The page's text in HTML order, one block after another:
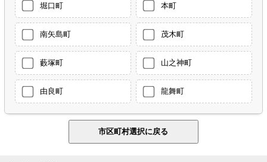
堀口町 本町
南矢島町 茂木町
藪塚町 山之神町
由良町 龍舞町